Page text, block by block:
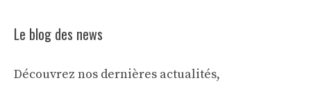
Le blog des news
Découvrez nos dernières actualités,